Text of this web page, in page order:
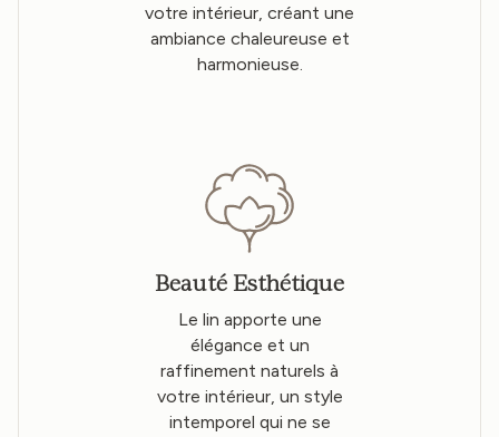
votre intérieur, créant une
ambiance chaleureuse et
harmonieuse.
Beauté Esthétique
Le lin apporte une
élégance et un
raffinement naturels à
votre intérieur, un style
intemporel qui ne se